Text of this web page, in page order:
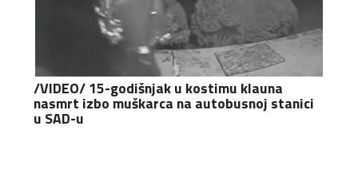
/VIDEO/ 15-godišnjak u kostimu klauna
nasmrt izbo muškarca na autobusnoj stanici
u SAD-u